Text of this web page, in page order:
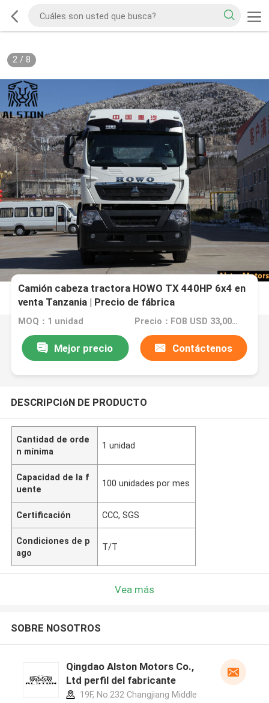
2/ 8
Camión cabeza tractora HOWO TX 440HP 6x4 en
venta Tanzania | Precio de fábrica
MOQ：1 unidad Precio：FOB USD 33,000 - 36,000 PER UNIT
Mejor precio Contáctenos
DESCRIPCIóN DE PRODUCTO
Cantidad de orde
n mínima
1 unidad
Capacidad de la f
uente
100 unidades por mes
Certificación CCC, SGS
Condiciones de p
ago
T/T
Vea más
SOBRE NOSOTROS
Qingdao Alston Motors Co.,
Ltd perfil del fabricante
19F, No.232 Changjiang Middle